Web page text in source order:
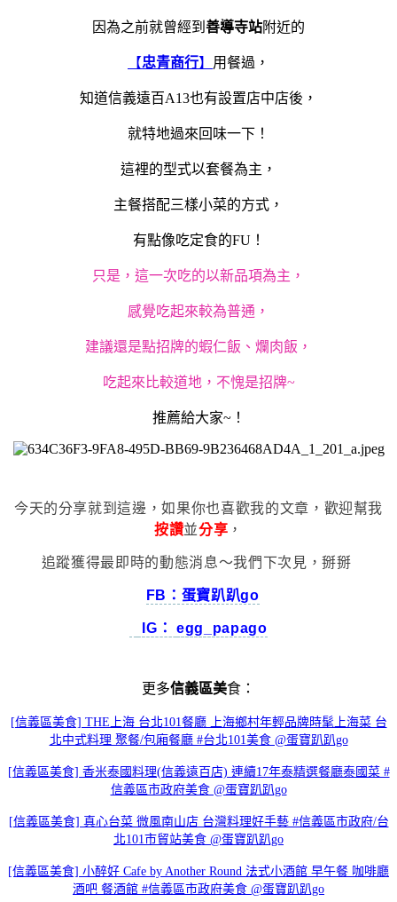
因為之前就曾經到 善導寺站附近的
【忠青商行】 用餐過，
知道信義遠百A13也有設置店中店後，
就特地過來回味一下！
這裡的型式以套餐為主，
主餐搭配三樣小菜的方式，
有點像吃定食的FU！
只是，這一次吃的以新品項為主，
感覺吃起來較為普通，
建議還是點招牌的蝦仁飯、爛肉飯，
吃起來比較道地，不愧是招牌~
推薦給大家~！
今天的分享就到這邊，如果你也喜歡我的文章，歡迎幫我
按讚並分享 ，
追蹤獲得最即時的動態消息～我們下次見，掰掰
FB：蛋寶趴趴go
IG： egg_papago
更多信義區美食：
[信義區美食] THE上海 台北101餐廳 上海鄉村年輕品牌時髦上海菜 台
北中式料理 聚餐/包廂餐廳 #台北101美食 @蛋寶趴趴go
[信義區美食] 香米泰國料理(信義遠百店) 連續17年泰精選餐廳泰國菜 #
信義區市政府美食 @蛋寶趴趴go
[信義區美食] 真心台菜 微風南山店 台灣料理好手藝 #信義區市政府/台
北101市貿站美食 @蛋寶趴趴go
[信義區美食] 小醉好 Cafe by Another Round 法式小酒館 早午餐 咖啡廳
酒吧 餐酒館 #信義區市政府美食 @蛋寶趴趴go